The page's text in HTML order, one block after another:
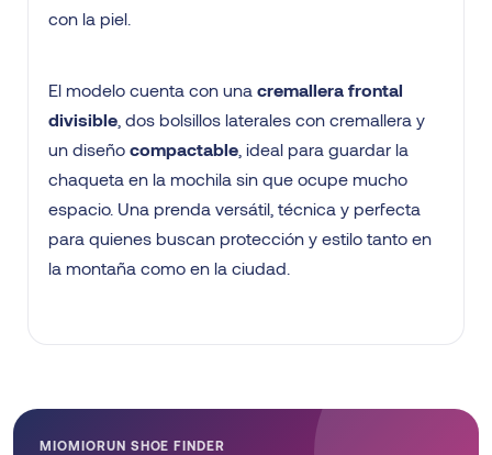
con la piel.
El modelo cuenta con una cremallera frontal
divisible , dos bolsillos laterales con cremallera y
un diseño compactable , ideal para guardar la
chaqueta en la mochila sin que ocupe mucho
espacio. Una prenda versátil, técnica y perfecta
para quienes buscan protección y estilo tanto en
la montaña como en la ciudad.
MIOMIORUN SHOE FINDER